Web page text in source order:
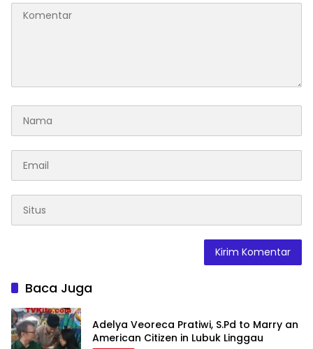
Baca Juga
Adelya Veoreca Pratiwi, S.Pd to Marry an
American Citizen in Lubuk Linggau